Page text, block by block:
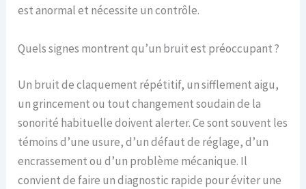
est anormal et nécessite un contrôle.
Quels signes montrent qu’un bruit est préoccupant ?
Un bruit de claquement répétitif, un sifflement aigu,
un grincement ou tout changement soudain de la
sonorité habituelle doivent alerter. Ce sont souvent les
témoins d’une usure, d’un défaut de réglage, d’un
encrassement ou d’un problème mécanique. Il
convient de faire un diagnostic rapide pour éviter une